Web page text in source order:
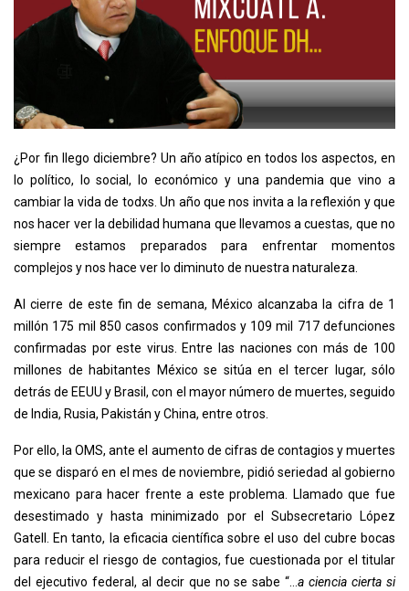
¿Por fin llego diciembre? Un año atípico en todos los aspectos, en
lo político, lo social, lo económico y una pandemia que vino a
cambiar la vida de todxs. Un año que nos invita a la reflexión y que
nos hacer ver la debilidad humana que llevamos a cuestas, que no
siempre estamos preparados para enfrentar momentos
complejos y nos hace ver lo diminuto de nuestra naturaleza.
Al cierre de este fin de semana, México alcanzaba la cifra de 1
millón 175 mil 850 casos confirmados y 109 mil 717 defunciones
confirmadas por este virus. Entre las naciones con más de 100
millones de habitantes México se sitúa en el tercer lugar, sólo
detrás de EEUU y Brasil, con el mayor número de muertes, seguido
de India, Rusia, Pakistán y China, entre otros.
Por ello, la OMS, ante el aumento de cifras de contagios y muertes
que se disparó en el mes de noviembre, pidió seriedad al gobierno
mexicano para hacer frente a este problema. Llamado que fue
desestimado y hasta minimizado por el Subsecretario López
Gatell. En tanto, la eficacia científica sobre el uso del cubre bocas
para reducir el riesgo de contagios, fue cuestionada por el titular
del ejecutivo federal, al decir que no se sabe “…a ciencia cierta si